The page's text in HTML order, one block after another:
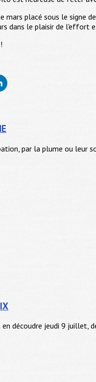
mars placé sous le signe
dans le plaisir de l'effort
par la plume ou leur
découdre jeudi 9 juillet,